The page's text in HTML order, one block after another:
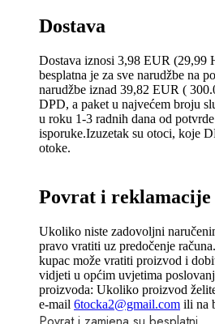
Dostava
Dostava iznosi 3,98 EUR (29,99
besplatna je za sve narudžbe na
narudžbe iznad 39,82 EUR (
DPD, a paket u najvećem broju
u roku 1-3 radnih dana od
isporuke.Izuzetak su otoci, koje
otoke.
Povrat i reklamacije
Ukoliko niste zadovoljni
pravo vratiti uz predočenje
kupac može vratiti proizvod i
vidjeti u općim uvjetima
proizvoda: Ukoliko proizvod
e-mail 6tocka2@gmail.com ili na